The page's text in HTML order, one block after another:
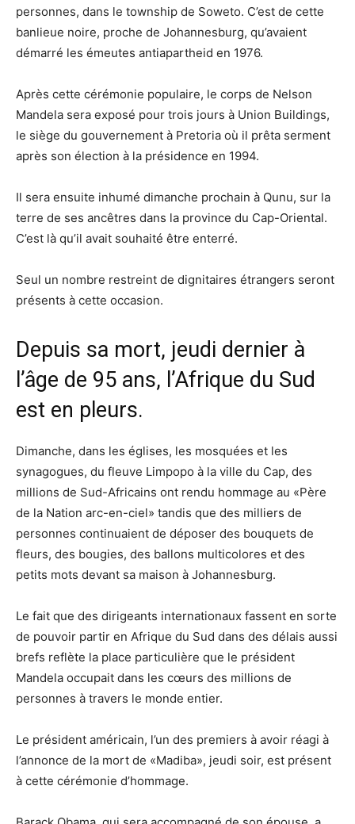
personnes, dans le township de Soweto. C’est de cette
banlieue noire, proche de Johannesburg, qu’avaient
démarré les émeutes antiapartheid en 1976.
Après cette cérémonie populaire, le corps de Nelson
Mandela sera exposé pour trois jours à Union Buildings,
le siège du gouvernement à Pretoria où il prêta serment
après son élection à la présidence en 1994.
Il sera ensuite inhumé dimanche prochain à Qunu, sur la
terre de ses ancêtres dans la province du Cap-Oriental.
C’est là qu’il avait souhaité être enterré.
Seul un nombre restreint de dignitaires étrangers seront
présents à cette occasion.
Depuis sa mort, jeudi dernier à
l’âge de 95 ans, l’Afrique du Sud
est en pleurs.
Dimanche, dans les églises, les mosquées et les
synagogues, du fleuve Limpopo à la ville du Cap, des
millions de Sud-Africains ont rendu hommage au «Père
de la Nation arc-en-ciel» tandis que des milliers de
personnes continuaient de déposer des bouquets de
fleurs, des bougies, des ballons multicolores et des
petits mots devant sa maison à Johannesburg.
Le fait que des dirigeants internationaux fassent en sorte
de pouvoir partir en Afrique du Sud dans des délais aussi
brefs reflète la place particulière que le président
Mandela occupait dans les cœurs des millions de
personnes à travers le monde entier.
Le président américain, l’un des premiers à avoir réagi à
l’annonce de la mort de «Madiba», jeudi soir, est présent
à cette cérémonie d’hommage.